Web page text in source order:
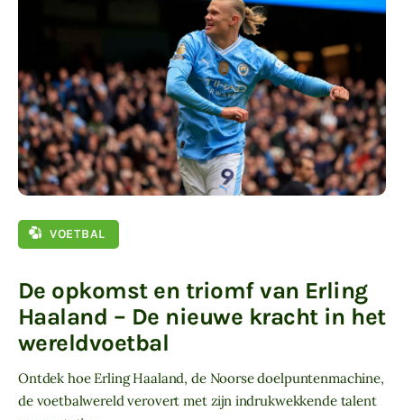
VOETBAL
De opkomst en triomf van Erling
Haaland – De nieuwe kracht in het
wereldvoetbal
Ontdek hoe Erling Haaland, de Noorse doelpuntenmachine,
de voetbalwereld verovert met zijn indrukwekkende talent